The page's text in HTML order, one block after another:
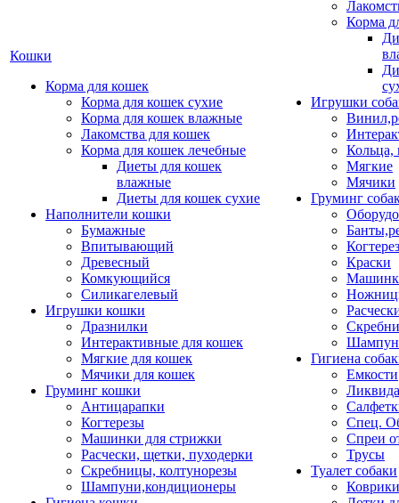
Кошки
Корма для кошек
Корма для кошек сухие
Корма для кошек влажные
Лакомства для кошек
Корма для кошек лечебные
Диеты для кошек
влажные
Диеты для кошек сухие
Наполнители кошки
Бумажные
Впитывающий
Древесный
Комкующийся
Силикагелевый
Игрушки кошки
Дразнилки
Интерактивные для кошек
Мягкие для кошек
Мячики для кошек
Груминг кошки
Антицарапки
Когтерезы
Машинки для стрижки
Расчески, щетки, пуходерки
Скребницы, колтунорезы
Шампуни,кондиционеры
Корма
Игрушки
Кольца,
Мягкие
Мячики
Груминг
Краски
Гигиена
Емкости
Спец.
Спреи
Трусы
Туалет собаки
Коврики